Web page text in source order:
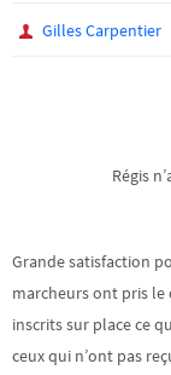
Gilles Carpentier
Régis
Grande satisfaction
marcheurs ont pris
inscrits sur place ce
ceux qui n’ont pas